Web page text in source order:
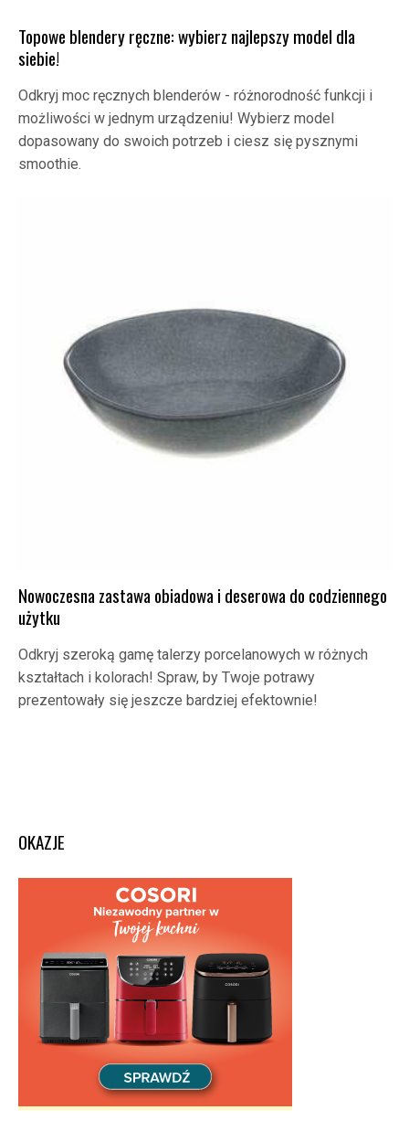
Topowe blendery ręczne: wybierz najlepszy model dla
siebie!
Odkryj moc ręcznych blenderów - różnorodność funkcji i
możliwości w jednym urządzeniu! Wybierz model
dopasowany do swoich potrzeb i ciesz się pysznymi
smoothie.
Nowoczesna zastawa obiadowa i deserowa do codziennego
użytku
Odkryj szeroką gamę talerzy porcelanowych w różnych
kształtach i kolorach! Spraw, by Twoje potrawy
prezentowały się jeszcze bardziej efektownie!
OKAZJE